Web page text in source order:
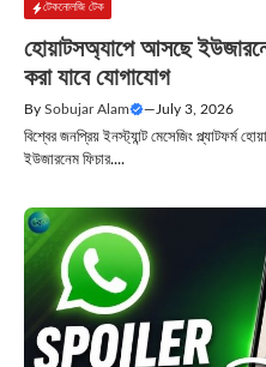
টেকনোলজি টেক
হোয়াটসঅ্যাপে আসছে
করা যাবে যোগাযোগ
By Sobujar Alam — July 3, 2026
বিশ্বের জনপ্রিয় ইনস্ট্যান্ট মেসেজিং প্ল্যাটফর্ম
ইউজারনেম ফিচার....